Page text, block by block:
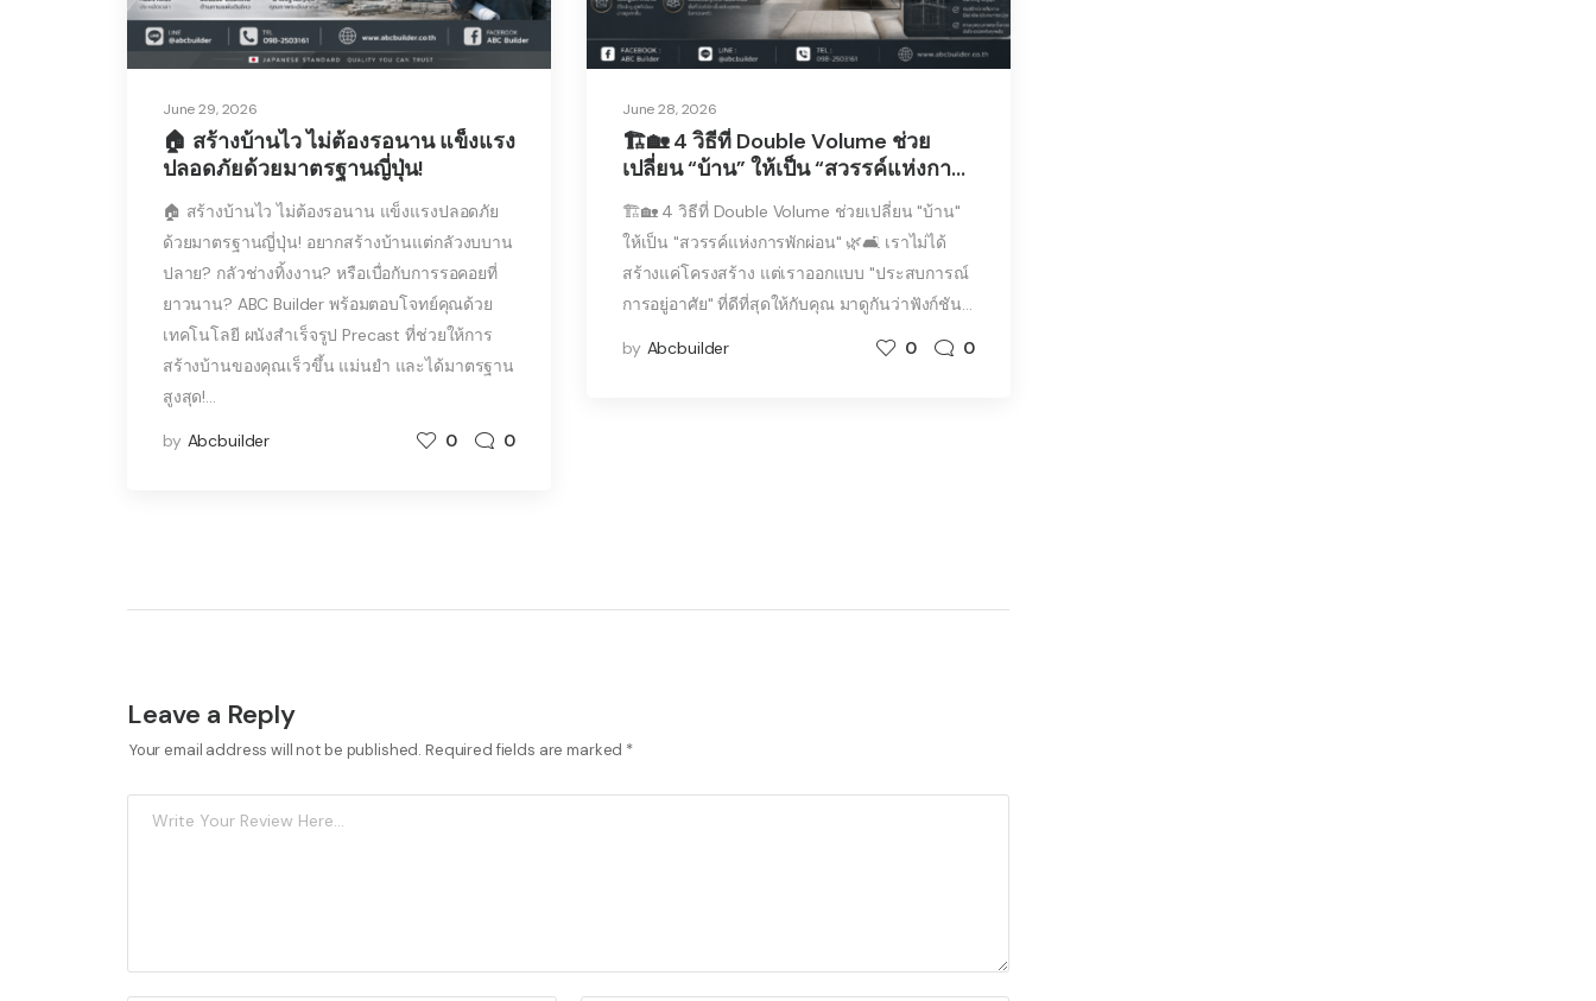
June 29, 2026
🏠 สร้างบ้านไว ไม่ต้องรอนาน แข็งแรง
ปลอดภัยด้วยมาตรฐานญี่ปุ่น!
🏠 สร้างบ้านไว ไม่ต้องรอนาน แข็งแรงปลอดภัย
ด้วยมาตรฐานญี่ปุ่น! อยากสร้างบ้านแต่กลัวงบบาน
ปลาย? กลัวช่างทิ้งงาน? หรือเบื่อกับการรอคอยที่
ยาวนาน? ABC Builder พร้อมตอบโจทย์คุณด้วย
เทคโนโลยี ผนังสำเร็จรูป Precast ที่ช่วยให้การ
สร้างบ้านของคุณเร็วขึ้น แม่นยำ และได้มาตรฐาน
สูงสุด!…
by Abcbuilder 0 0
June 28, 2026
🏗️🏡 4 วิธีที่ Double Volume ช่วย
เปลี่ยน “บ้าน” ให้เป็น “สวรรค์แห่งการ
พักผ่อน” 🌿🛋️
🏗️🏡 4 วิธีที่ Double Volume ช่วยเปลี่ยน "บ้าน"
ให้เป็น "สวรรค์แห่งการพักผ่อน" 🌿🛋️ เราไม่ได้
สร้างแค่โครงสร้าง แต่เราออกแบบ "ประสบการณ์
การอยู่อาศัย" ที่ดีที่สุดให้กับคุณ มาดูกันว่าฟังก์ชัน…
by Abcbuilder 0 0
Leave a Reply
Your email address will not be published. Required fields are marked *